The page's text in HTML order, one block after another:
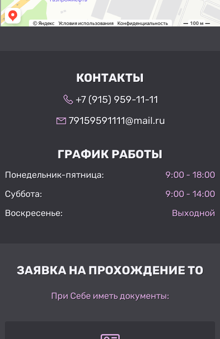
КОНТАКТЫ
+7 (915) 959-11-11
79159591111@mail.ru
ГРАФИК РАБОТЫ
Понедельник-пятница:
9:00 - 18:00
Суббота:
9:00 - 14:00
Воскресенье:
Выходной
ЗАЯВКА НА ПРОХОЖДЕНИЕ ТО
При Себе иметь документы: